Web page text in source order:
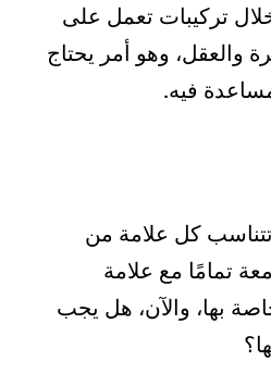
تركيبات تعمل على
والعقل، وهو أمر يحتاج
فيه.
كل علامة من
تمامًا مع علامة
بها، والآن، هل يجب